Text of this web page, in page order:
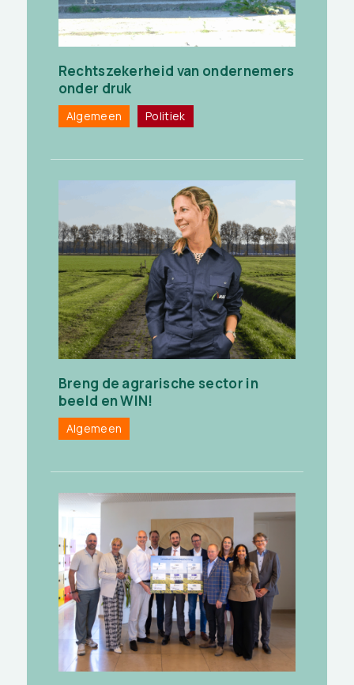
Rechtszekerheid van ondernemers
onder druk
Algemeen Politiek
Breng de agrarische sector in
beeld en WIN!
Algemeen